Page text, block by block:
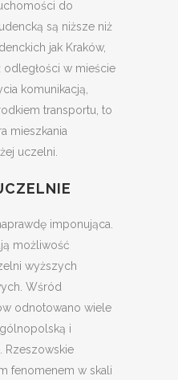
do
są niższe niż
jak Kraków,
odległości w mieście
komunikacją,
transportu, to
mieszkania
uczelni.
imponująca.
możliwość
wyższych
Wśród
odnotowano wiele
i
Rzeszowskie
fenomenem w skali